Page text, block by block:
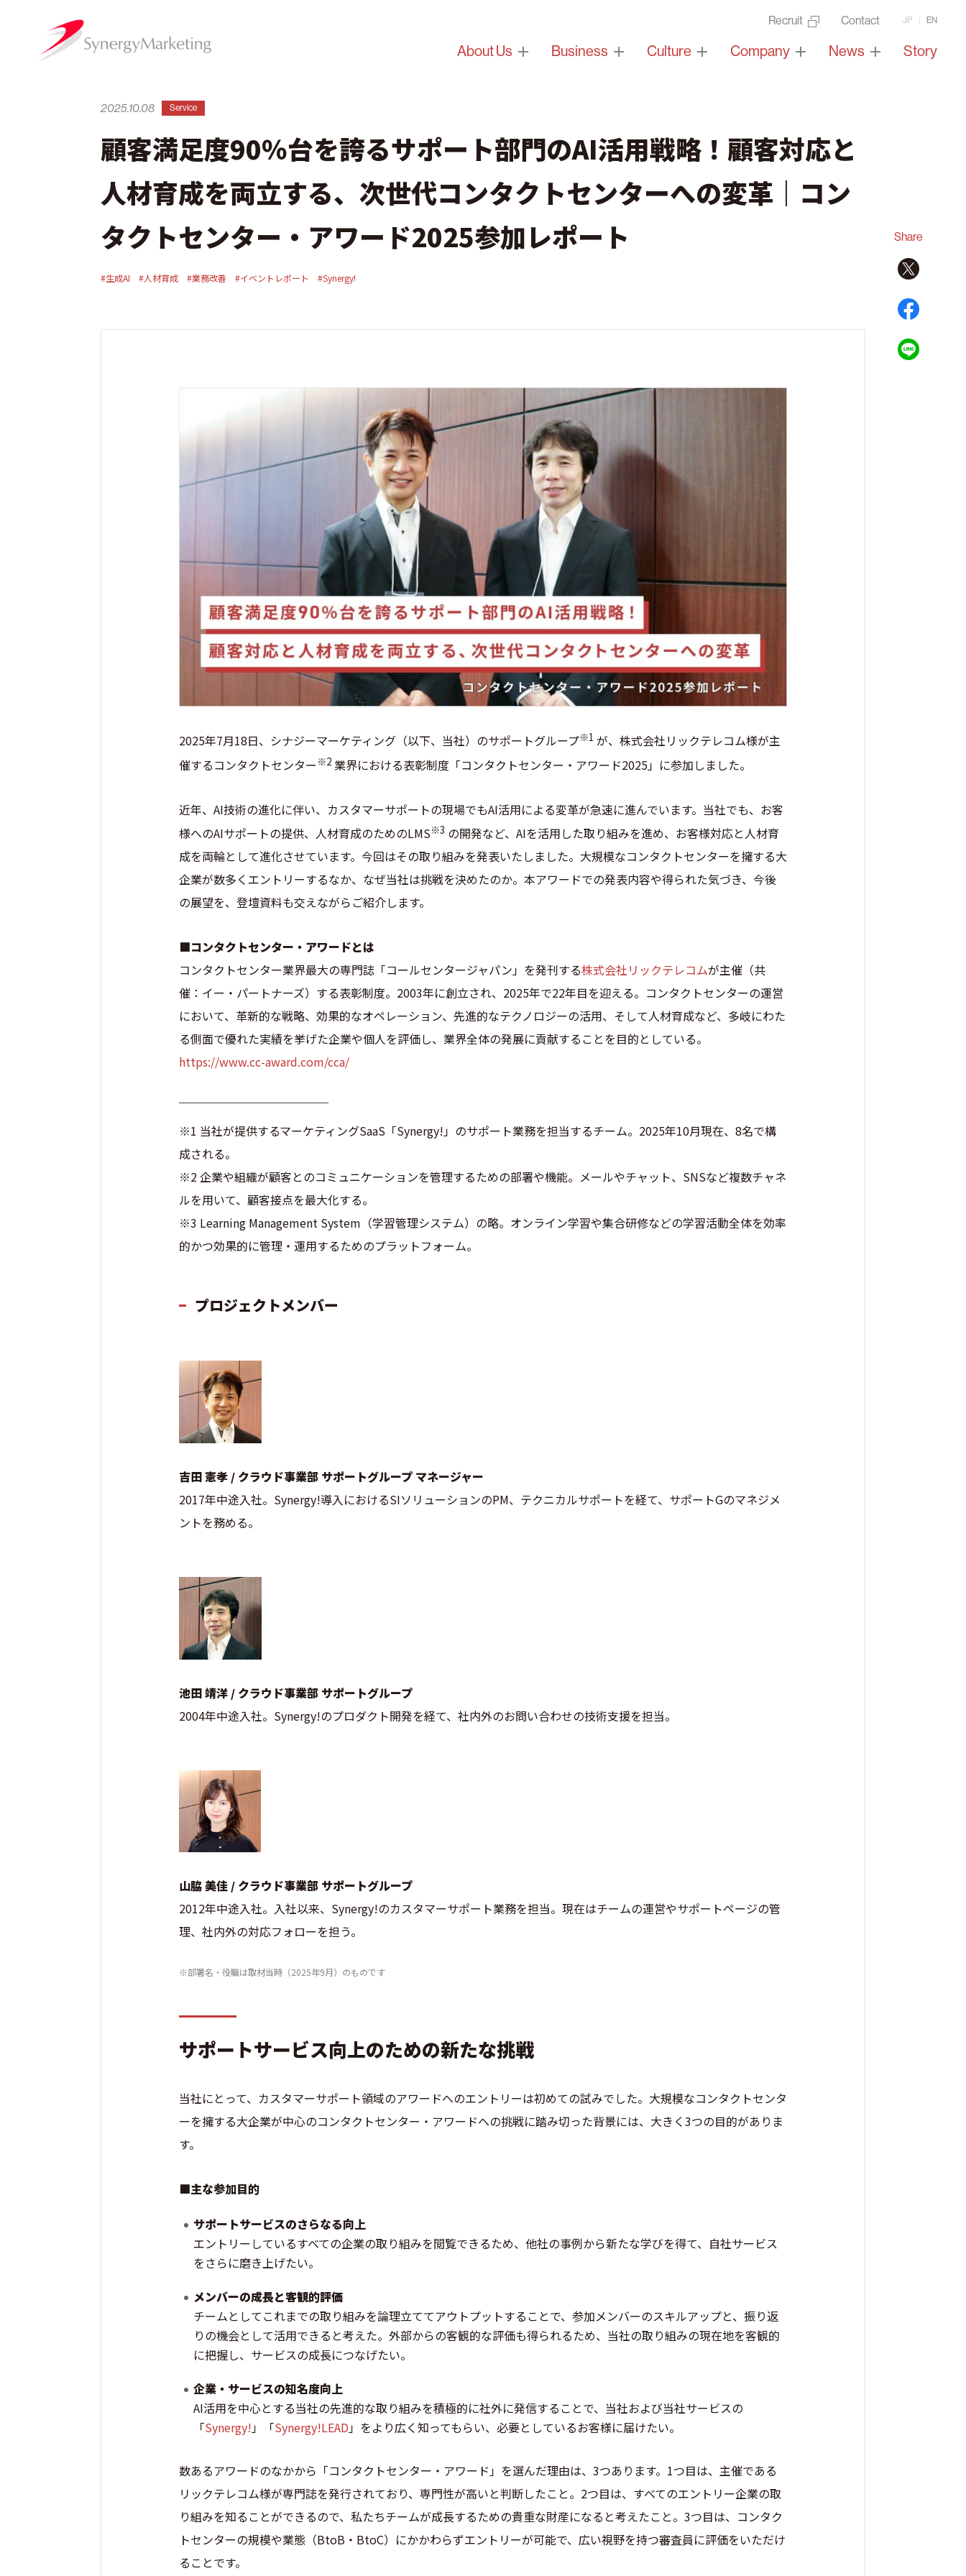
About Us Business Culture Company News Story
Recruit Contact JP EN
顧客満足度90％台を誇るサポート部門のAI活用戦略！顧客対応と
人材育成を両立する、次世代コンタクトセンターへの変革｜コン
タクトセンター・アワード2025参加レポート
2025.10.08 Service
#生成AI #人材育成 #業務改善 #イベントレポート #Synergy!
2025年7月18日、シナジーマーケティング（以下、当社）のサポートグループ※1 が、株式会社リックテレコム様が主
催するコンタクトセンター ※2業界における表彰制度「コンタクトセンター・アワード2025」に参加しました。
近年、AI技術の進化に伴い、カスタマーサポートの現場でもAI活用による変革が急速に進んでいます。当社でも、お客
様へのAIサポートの提供、人材育成のためのLMS※3 の開発など、AIを活用した取り組みを進め、お客様対応と人材育
成を両輪として進化させています。今回はその取り組みを発表いたしました。大規模なコンタクトセンターを擁する大
企業が数多くエントリーするなか、なぜ当社は挑戦を決めたのか。本アワードでの発表内容や得られた気づき、今後
の展望を、登壇資料も交えながらご紹介します。
■コンタクトセンター・アワードとは
コンタクトセンター業界最大の専門誌「コールセンタージャパン」を発刊する株式会社リックテレコムが主催（共
催：イー・パートナーズ）する表彰制度。2003年に創⽴され、2025年で22年⽬を迎える。コンタクトセンターの運営
において、革新的な戦略、効果的なオペレーション、先進的なテクノロジーの活用、そして人材育成など、多岐にわた
る側面で優れた実績を挙げた企業や個人を評価し、業界全体の発展に貢献することを目的としている。
https://www.cc-award.com/cca/
￣￣￣￣￣￣￣￣￣￣￣￣￣
※1 当社が提供するマーケティングSaaS「Synergy!」のサポート業務を担当するチーム。2025年10月現在、8名で構
成される。
※2 企業や組織が顧客とのコミュニケーションを管理するための部署や機能。メールやチャット、SNSなど複数チャネ
ルを用いて、顧客接点を最大化する。
※3 Learning Management System（学習管理システム）の略。オンライン学習や集合研修などの学習活動全体を効率
的かつ効果的に管理・運用するためのプラットフォーム。
プロジェクトメンバー
吉田 憲孝 / クラウド事業部 サポートグループマネージャー
2017年中途入社。Synergy!導入におけるSIソリューションのPM、テクニカルサポートを経て、サポートGのマネジメ
ントを務める。
池田 靖洋 / クラウド事業部 サポートグループ
2004年中途入社。Synergy!のプロダクト開発を経て、社内外のお問い合わせの技術支援を担当。
山脇 美佳 / クラウド事業部 サポートグループ
2012年中途入社。入社以来、Synergy!のカスタマーサポート業務を担当。現在はチームの運営やサポートページの管
理、社内外の対応フォローを担う。
※部署名・役職は取材当時（2025年9月）のものです
サポートサービス向上のための新たな挑戦
当社にとって、カスタマーサポート領域のアワードへのエントリーは初めての試みでした。大規模なコンタクトセンタ
ーを擁する大企業が中心のコンタクトセンター・アワードへの挑戦に踏み切った背景には、大きく3つの目的がありま
す。
■主な参加目的
サポートサービスのさらなる向上
エントリーしているすべての企業の取り組みを閲覧できるため、他社の事例から新たな学びを得て、自社サービス
をさらに磨き上げたい。
メンバーの成長と客観的評価
チームとしてこれまでの取り組みを論理立ててアウトプットすることで、参加メンバーのスキルアップと、振り返
りの機会として活用できると考えた。外部からの客観的な評価も得られるため、当社の取り組みの現在地を客観的
に把握し、サービスの成長につなげたい。
企業・サービスの知名度向上
AI活用を中心とする当社の先進的な取り組みを積極的に社外に発信することで、当社および当社サービスの
「Synergy!」「Synergy!LEAD」をより広く知ってもらい、必要としているお客様に届けたい。
数あるアワードのなかから「コンタクトセンター・アワード」を選んだ理由は、3つあります。1つ目は、主催である
リックテレコム様が専門誌を発行されており、専門性が高いと判断したこと。2つ目は、すべてのエントリー企業の取
り組みを知ることができるので、私たちチームが成長するための貴重な財産になると考えたこと。3つ目は、コンタク
トセンターの規模や業態（BtoB・BtoC）にかかわらずエントリーが可能で、広い視野を持つ審査員に評価をいただけ
ることです。
Share